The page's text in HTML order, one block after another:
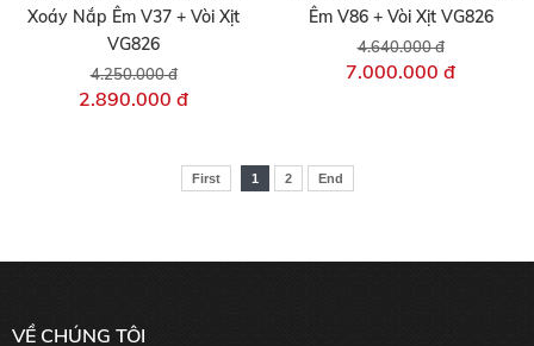
Xoáy Nắp Êm V37 + Vòi Xịt
VG826
4.250.000 đ
2.890.000 đ
Êm V86 + Vòi Xịt VG826
4.640.000 đ
7.000.000 đ
First 1 2 End
VỀ CHÚNG TÔI